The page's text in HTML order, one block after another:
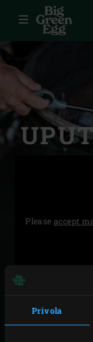
Privola
Jelovnik
Pleaseaccept